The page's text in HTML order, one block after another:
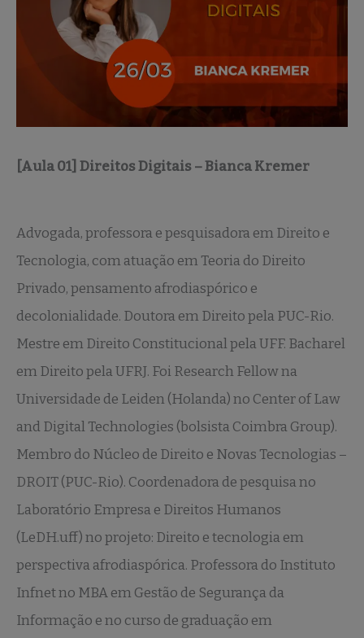
[Aula 01] Direitos Digitais – Bianca Kremer
Advogada, professora e pesquisadora em Direito e
Tecnologia, com atuação em Teoria do Direito
Privado, pensamento afrodiaspórico e
decolonialidade. Doutora em Direito pela PUC-Rio.
Mestre em Direito Constitucional pela UFF. Bacharel
em Direito pela UFRJ. Foi Research Fellow na
Universidade de Leiden (Holanda) no Center of Law
and Digital Technologies (bolsista Coimbra Group).
Membro do Núcleo de Direito e Novas Tecnologias –
DROIT (PUC-Rio). Coordenadora de pesquisa no
Laboratório Empresa e Direitos Humanos
(LeDH.uff) no projeto: Direito e tecnologia em
perspectiva afrodiaspórica. Professora do Instituto
Infnet no MBA em Gestão de Segurança da
Informação e no curso de graduação em